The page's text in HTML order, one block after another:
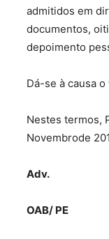
admitidos em
documentos,
depoimento
Dá-se à causa
Nestes termos,
Novembrode
Adv.
OAB/ PE